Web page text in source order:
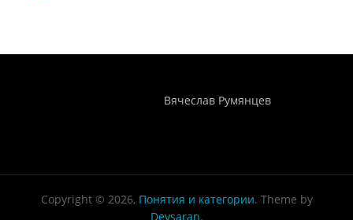
Вячеслав Румянцев
Copyright © 2026, Понятия и категории. Theme by
Devsaran.